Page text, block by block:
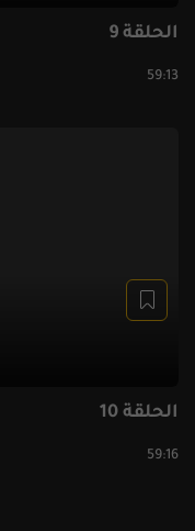
الحلقة 9
59:13
الحلقة 10
59:16